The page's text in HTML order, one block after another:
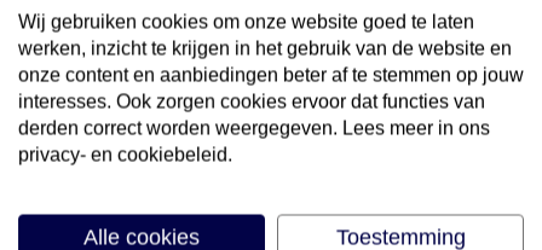
Het vriendelijke personeel aan de receptie is graag bij
alle vragen behulpzaam. Service zoals een
bagagedepot, een kluis en een wisselkantoor draagt
bij tot een comfortabel verblijf. Via Wi-Fi hebben de
gasten toegang tot het internet. De tourdesk biedt
Buiten biedt een tuin extra ruimte voor ontspanning
Lees meer
Wij gebruiken cookies om onze website goed te laten
werken, inzicht te krijgen in het gebruik van de website en
onze content en aanbiedingen beter af te stemmen op jouw
interesses. Ook zorgen cookies ervoor dat functies van
derden correct worden weergegeven. Lees meer in ons
privacy- en cookiebeleid.
Alle cookies
Toestemming